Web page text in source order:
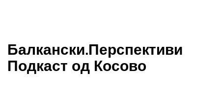
Балкански.Перспективи
Подкаст од Косово